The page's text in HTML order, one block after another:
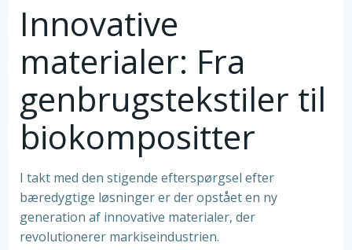
Innovative
materialer: Fra
genbrugstekstiler til
biokompositter
I takt med den stigende efterspørgsel efter
bæredygtige løsninger er der opstået en ny
generation af innovative materialer, der
revolutionerer markiseindustrien.